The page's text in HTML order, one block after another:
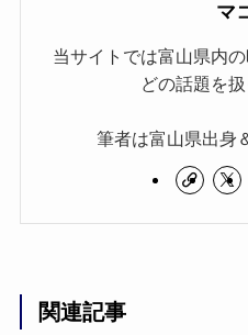
マ
当サイトでは富山県内
どの話題を扱
筆者は富山県出身
関連記事